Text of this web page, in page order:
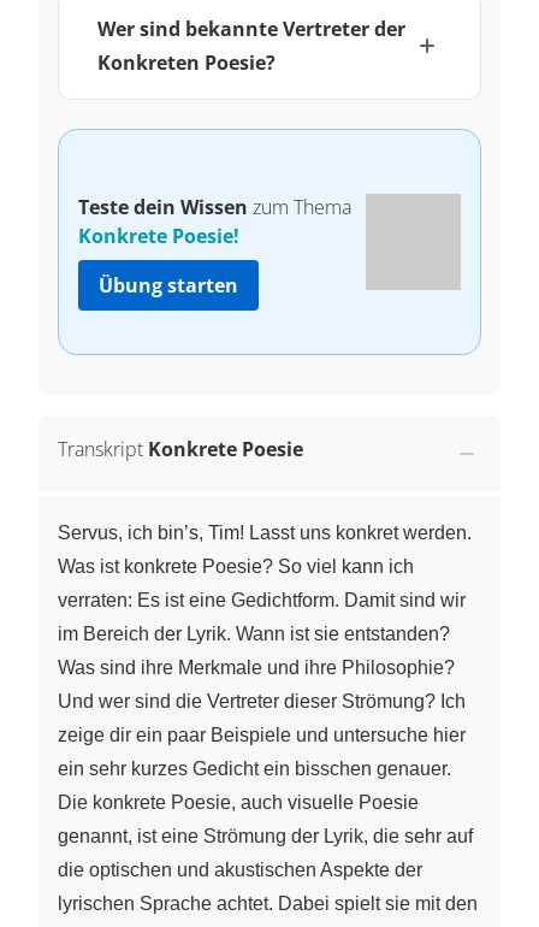
Wer sind bekannte Vertreter der
Konkreten Poesie?
Teste dein Wissen zum Thema
Konkrete Poesie!
Übung starten
Transkript Konkrete Poesie
Servus, ich bin’s, Tim! Lasst uns konkret werden.
Was ist konkrete Poesie? So viel kann ich
verraten: Es ist eine Gedichtform. Damit sind wir
im Bereich der Lyrik. Wann ist sie entstanden?
Was sind ihre Merkmale und ihre Philosophie?
Und wer sind die Vertreter dieser Strömung? Ich
zeige dir ein paar Beispiele und untersuche hier
ein sehr kurzes Gedicht ein bisschen genauer.
Die konkrete Poesie, auch visuelle Poesie
genannt, ist eine Strömung der Lyrik, die sehr auf
die optischen und akustischen Aspekte der
lyrischen Sprache achtet. Dabei spielt sie mit den